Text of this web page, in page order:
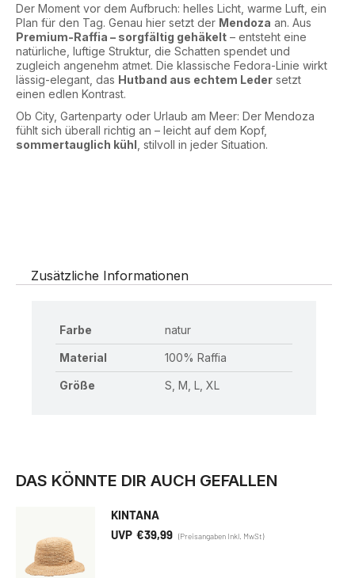
Der Moment vor dem Aufbruch: helles Licht, warme Luft, ein
Plan für den Tag. Genau hier setzt der Mendoza an. Aus
Premium-Raffia – sorgfältig gehäkelt – entsteht eine
natürliche, luftige Struktur, die Schatten spendet und
zugleich angenehm atmet. Die klassische Fedora-Linie wirkt
lässig-elegant, das Hutband aus echtem Leder setzt
einen edlen Kontrast.
Ob City, Gartenparty oder Urlaub am Meer: Der Mendoza
fühlt sich überall richtig an – leicht auf dem Kopf,
sommertauglich kühl , stilvoll in jeder Situation.
Zusätzliche Informationen
Farbe natur
Material 100% Raffia
Größe S, M, L, XL
DAS KÖNNTE DIR AUCH GEFALLEN
KINTANA
€39,99